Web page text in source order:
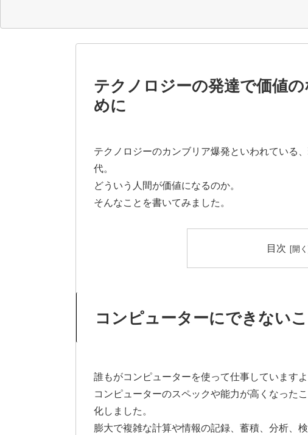
テクノロジーの発達で価値
めに
テクノロジーのカンブリア爆発といわれている
代。
どういう人間が価値になるのか。
そんなことを書いてみました。
目次
コンピューターにできない
誰もがコンピューターを使って仕事していますよ
コンピューターのスペックや能力が高くなった
化しました。
膨大で複雑な計算や情報の記録、蓄積、分析、